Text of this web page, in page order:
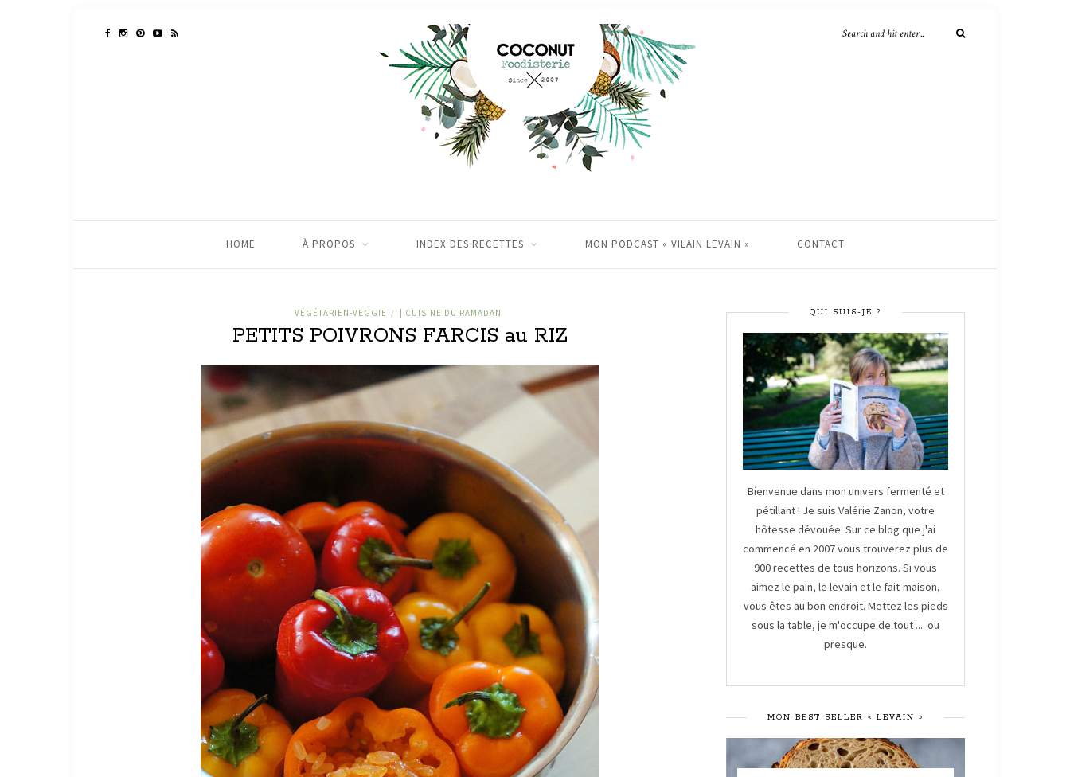
HOME À PROPOS INDEX DES RECETTES MON PODCAST « VILAIN LEVAIN » CONTACT
VÉGÉTARIEN-VEGGIE / | CUISINE DU RAMADAN
PETITS POIVRONS FARCIS au RIZ
QUI SUIS-JE ?
Bienvenue dans mon univers fermenté et
pétillant ! Je suis Valérie Zanon, votre
hôtesse dévouée. Sur ce blog que j'ai
commencé en 2007 vous trouverez plus de
900 recettes de tous horizons. Si vous
aimez le pain, le levain et le fait-maison,
vous êtes au bon endroit. Mettez les pieds
sous la table, je m'occupe de tout .... ou
presque.
MON BEST SELLER « LEVAIN »